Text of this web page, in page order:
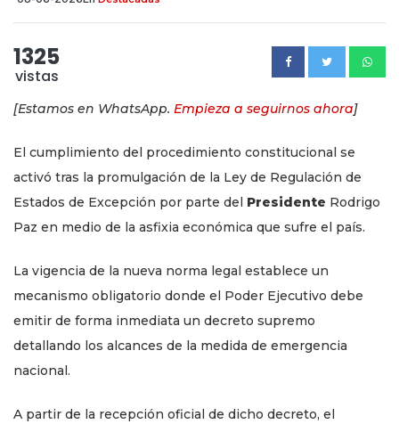
1325
vistas
[Estamos en WhatsApp. Empieza a seguirnos ahora]
El cumplimiento del procedimiento constitucional se
activó tras la promulgación de la Ley de Regulación de
Estados de Excepción por parte del Presidente Rodrigo
Paz en medio de la asfixia económica que sufre el país.
La vigencia de la nueva norma legal establece un
mecanismo obligatorio donde el Poder Ejecutivo debe
emitir de forma inmediata un decreto supremo
detallando los alcances de la medida de emergencia
nacional.
A partir de la recepción oficial de dicho decreto, el